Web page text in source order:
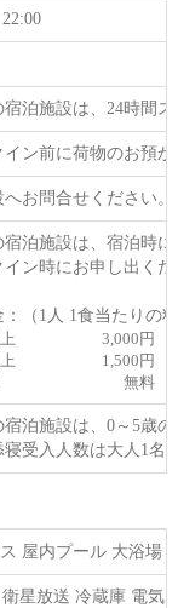
宿泊施設は、24時間
イン前に荷物のお預
お問合せください。
宿泊施設は、宿泊時
イン時にお申し出く
：（1人 1食当たりの
3,000円
1,500円
無料
宿泊施設は、0～5歳
寝受入人数は大人1名
屋内プール 大浴場
星放送 冷蔵庫 電気